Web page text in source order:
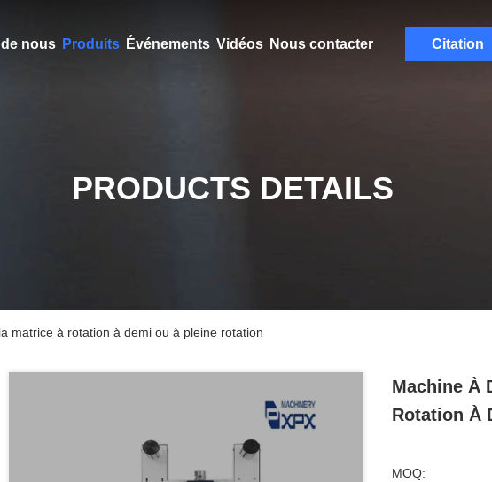
nous Produits Événements Vidéos Nous contacter Citation
PRODUCTS DETAILS
matrice à rotation à demi ou à pleine rotation
Machine À
Rotation À
MOQ: